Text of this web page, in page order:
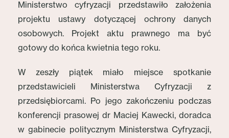
Ministerstwo cyfryzacji przedstawiło założenia
projektu ustawy dotyczącej ochrony danych
osobowych. Projekt aktu prawnego ma być
gotowy do końca kwietnia tego roku.
W zeszły piątek miało miejsce spotkanie
przedstawicieli Ministerstwa Cyfryzacji z
przedsiębiorcami. Po jego zakończeniu podczas
konferencji prasowej dr Maciej Kawecki, doradca
w gabinecie politycznym Ministerstwa Cyfryzacji,